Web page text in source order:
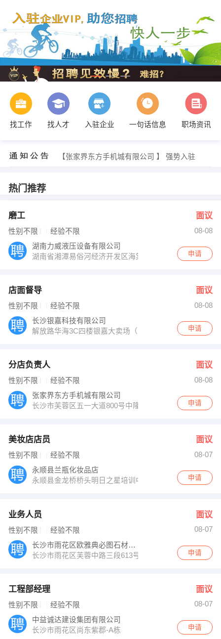
找工作 找人才 入驻企业 一句话信息 职场资讯
吴先生 发布 [业务人员 ] 招聘信息
【长沙银嘉科技有限公司 】 强势入驻
【湖南力威液压设备有限公司 】 强势入驻
【张家界东方手机城有限公司 】 强势入驻
热门推荐
磨工 面议
性别不限 经验不限
08-08
湖南力威液压设备有限公司
湖南省湘潭易俗河经济开发区海棠路（湘潭二大桥以南
申请
店面督导 面议
性别不限 经验不限
08-08
长沙银嘉科技有限公司
解放路华海3C四楼银嘉大卖场（火车站附近）
申请
分店负责人 面议
性别不限 经验不限
08-08
张家界东方手机城有限公司
长沙市芙蓉区五一大道800号中隆国际大厦803＃申请
美妆店店员 面议
性别不限 经验不限
08-07
永顺县兰瓶化妆品店
永顺县金龙桥桥头明日之星培训中心楼下
申请
业务人员 面议
性别不限 经验不限
08-07
长沙市雨花区欧雅典必图石材公司
长沙市雨花区芙蓉中路三段613号浦沅小区
申请
工程部经理 面议
性别不限 经验不限
08-07
中益诚达建设集团有限公司
长沙市雨花区尚东紫郡-A栋
申请